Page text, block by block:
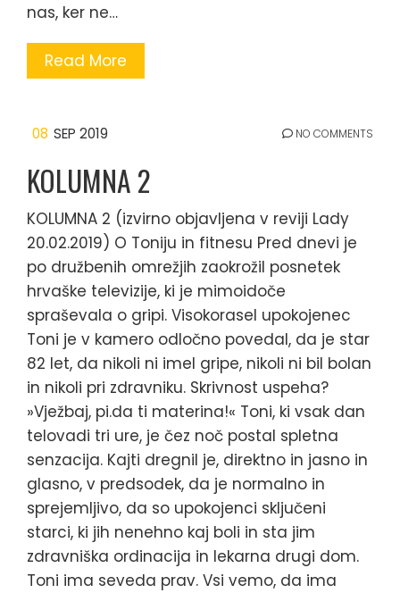
nas, ker ne…
Read More
08 SEP 2019 NO COMMENTS
KOLUMNA 2
KOLUMNA 2 (izvirno objavljena v reviji Lady
20.02.2019) O Toniju in fitnesu Pred dnevi je
po družbenih omrežjih zaokrožil posnetek
hrvaške televizije, ki je mimoidoče
spraševala o gripi. Visokorasel upokojenec
Toni je v kamero odločno povedal, da je star
82 let, da nikoli ni imel gripe, nikoli ni bil bolan
in nikoli pri zdravniku. Skrivnost uspeha?
»Vježbaj, pi.da ti materina!« Toni, ki vsak dan
telovadi tri ure, je čez noč postal spletna
senzacija. Kajti dregnil je, direktno in jasno in
glasno, v predsodek, da je normalno in
sprejemljivo, da so upokojenci sključeni
starci, ki jih nenehno kaj boli in sta jim
zdravniška ordinacija in lekarna drugi dom.
Toni ima seveda prav. Vsi vemo, da ima